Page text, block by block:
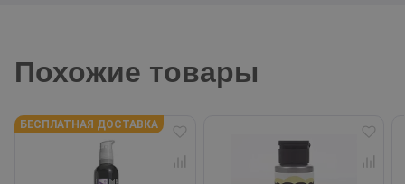
Похожие товары
БЕСПЛАТНАЯ ДОСТАВКА